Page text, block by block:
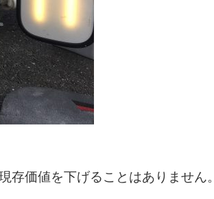
存価値を下げることはありません。